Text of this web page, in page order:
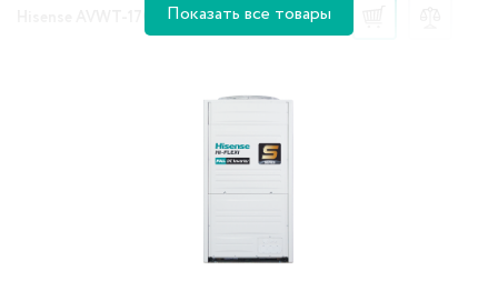
Hisense AVWT-170HKFSX По запросу
Показать все товары